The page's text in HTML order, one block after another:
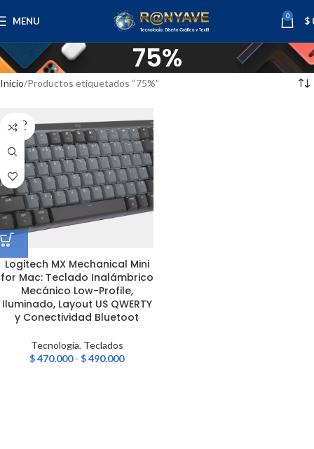
MENU 0 $
75%
Inicio Productos etiquetados “75%”
SOLD
OUT
Logitech MX Mechanical Mini
for Mac: Teclado Inalámbrico
Mecánico Low-Profile,
Iluminado, Layout US QWERTY
y Conectividad Bluetoot
Tecnología, Teclados
$470.000 - $490.000